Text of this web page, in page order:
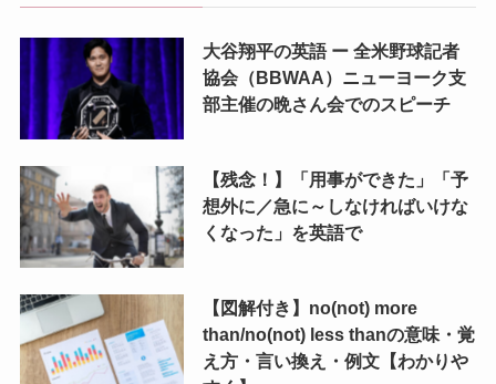
大谷翔平の英語 ー 全米野球記者
協会（BBWAA）ニューヨーク支
部主催の晩さん会でのスピーチ
【残念！】「用事ができた」「予
想外に／急に～しなければいけな
くなった」を英語で
【図解付き】no(not) more
than/no(not) less thanの意味・覚
え方・言い換え・例文【わかりや